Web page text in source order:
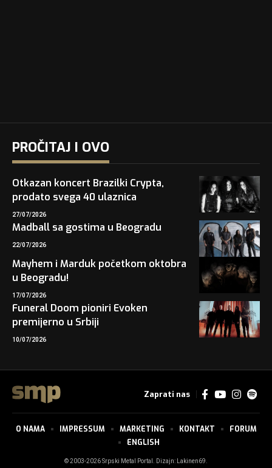
PROČITAJ I OVO
Otkazan koncert Brazilki Crypta,
prodato svega 40 ulaznica
27/07/2026
Madball sa gostima u Beogradu
22/07/2026
Mayhem i Marduk početkom oktobra
u Beogradu!
17/07/2026
Funeral Doom pioniri Evoken
premijerno u Srbiji
10/07/2026
Zaprati nas
© 2003-2026 Srpski Metal Portal. Dizajn: Lakinen69.
O NAMA IMPRESSUM MARKETING KONTAKT
FORUM
ENGLISH